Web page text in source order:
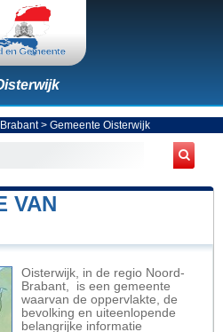
> Gemeente Oisterwijk
VAN
Oisterwijk, in de regio Noord-
Brabant, is een gemeente
waarvan de oppervlakte, de
bevolking en uiteenlopende
belangrijke informatie